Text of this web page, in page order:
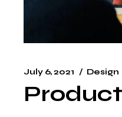
July 6, 2021 Design